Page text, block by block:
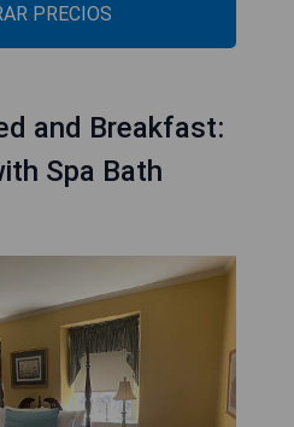
PRECIOS
and Breakfast:
Spa Bath